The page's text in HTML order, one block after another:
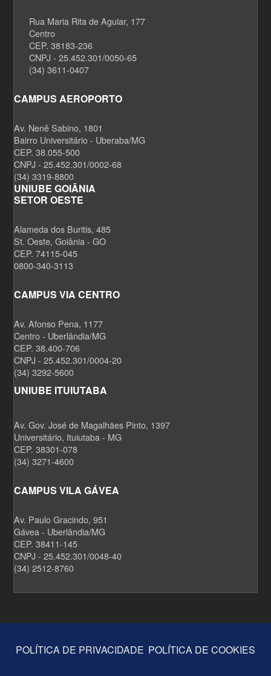
Rua Maria Rita de Aguiar, 177
Centro
CEP. 38183-236
CNPJ - 25.452.301/0050-65
(34) 3611-0407
CAMPUS AEROPORTO
Av. Nenê Sabino, 1801
Bairro Universitário - Uberaba/MG
CEP. 38.055-500
CNPJ - 25.452.301/0002-68
(34) 3319-8800
UNIUBE GOIÂNIA
SETOR OESTE
Alameda dos Buritis, 485
St. Oeste, Goiânia - GO
CEP. 74115-045
0800-340-3113
CAMPUS VIA CENTRO
Av. Afonso Pena, 1177
Centro - Uberlândia/MG
CEP. 38.400-706
CNPJ - 25.452.301/0004-20
(34) 3292-5600
UNIUBE ITUIUTABA
Av. Gov. José de Magalhães Pinto, 1397
Universitário, Ituiutaba - MG
CEP. 38301-078
(34) 3271-4600
CAMPUS VILA GÁVEA
Av. Paulo Gracindo, 951
Gávea - Uberlândia/MG
CEP. 38411-145
CNPJ - 25.452.301/0048-40
(34) 2512-8760
POLÍTICA DE PRIVACIDADE POLÍTICA DE COOKIES